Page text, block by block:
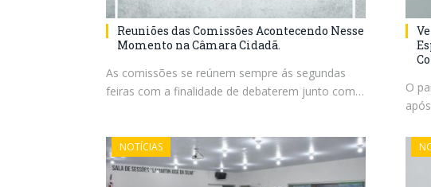
Reuniões das Comissões Acontecendo Nesse
Momento na Câmara Cidadã.
As comissões se reúnem sempre ás segundas
feiras com a finalidade de debaterem junto com…
O
NOTÍCIAS